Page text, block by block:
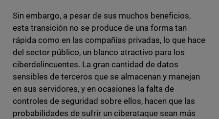
Sin embargo, a pesar de sus muchos beneficios,
esta transición no se produce de una forma tan
rápida como en las compañías privadas, lo que hace
del sector público, un blanco atractivo para los
ciberdelincuentes. La gran cantidad de datos
sensibles de terceros que se almacenan y manejan
en sus servidores, y en ocasiones la falta de
controles de seguridad sobre ellos, hacen que las
probabilidades de sufrir un ciberataque sean más